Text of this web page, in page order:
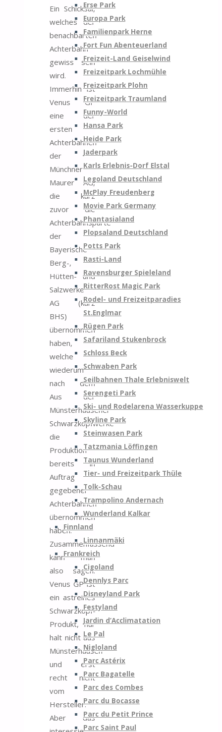
Erse Park
Europa Park
Familienpark Herne
Fort Fun Abenteuerland
Freizeit-Land Geiselwind
Freizeitpark Lochmühle
Freizeitpark Plohn
Freizeitpark Traumland
Funny-World
Hansa Park
Heide Park
Jaderpark
Karls Erlebnis-Dorf Elstal
Legoland Deutschland
McPlay Freudenberg
Movie Park Germany
Phantasialand
Plopsaland Deutschland
Potts Park
Rasti-Land
Ravensburger Spieleland
RitterRost Magic Park
Rodel- und Freizeitparadies
St.Englmar
Rügen Park
Safariland Stukenbrock
Schloss Beck
Schwaben Park
Seilbahnen Thale Erlebniswelt
Serengeti Park
Ski- und Rodelarena Wasserkuppe
Skyline Park
Steinwasen Park
Tatzmania Löffingen
Taunus Wunderland
Tier- und Freizeitpark Thüle
Tolk-Schau
Trampolino Andernach
Wunderland Kalkar
Finnland
Linnanmäki
Frankreich
Cigoland
Dennlys Parc
Disneyland Park
Festyland
Jardin d’Acclimatation
Le Pal
Nigloland
Parc Astérix
Parc Bagatelle
Parc des Combes
Parc du Bocasse
Parc du Petit Prince
Parc Saint Paul
Ein Schicksal,
welches der
benachbarten
Achterbahn
gewiss sein
wird.
Immerhin ist
Venus GP
eine der
ersten
Achterbahnen
der
Münchner
Maurer AG,
die kurz
zuvor die
Achterbahnsparte
der
Bayerische
Berg-,
Hütten- und
Salzwerke
AG (kurz
BHS)
übernommen
haben,
welche
wiederum
nach dem
Aus der
Münsterhausener
Schwarzkopfwerke
die
Produktion
bereits in
Auftrag
gegebener
Achterbahnen
übernommen
haben.
Zusammenfassend
kann man
also sagen:
Venus GP ist
ein astreines
Schwarzkopf-
Produkt, nur
halt nicht aus
Münsterhausen
und erst
recht nicht
vom
Hersteller.
Aber das